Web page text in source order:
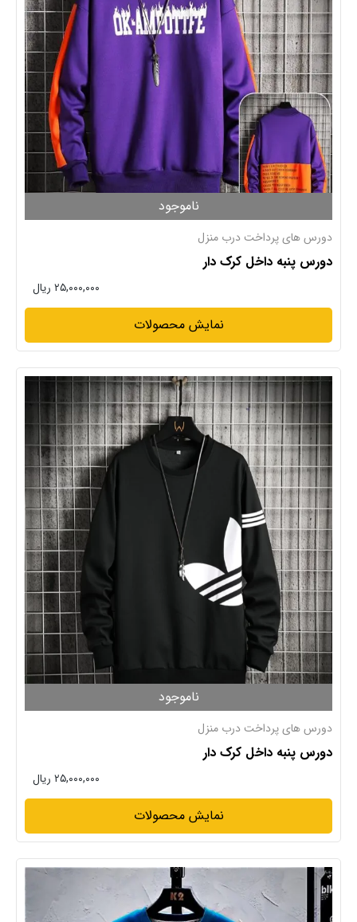
ناموجود
دورس های پرداخت درب منزل
دورس پنبه داخل کرک دار
۲۵,۰۰۰,۰۰۰ ریال
نمایش محصولات
ناموجود
دورس های پرداخت درب منزل
دورس پنبه داخل کرک دار
۲۵,۰۰۰,۰۰۰ ریال
نمایش محصولات